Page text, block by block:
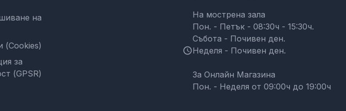
на
(Cookies)
за
(GPSR)
schedule
На мострена зала
Пон. - Петък - 08:30ч - 15:30ч.
Събота - Почивен ден.
Неделя - Почивен ден.
За Онлайн Магазина
Пон. - Неделя от 09:00ч до 19:00ч